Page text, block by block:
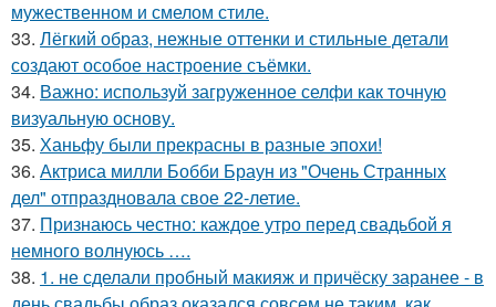
мужественном и смелом стиле.
33. Лёгкий образ, нежные оттенки и стильные детали
создают особое настроение съёмки.
34. Важно: используй загруженное селфи как точную
визуальную основу.
35. Ханьфу были прекрасны в разные эпохи!
36. Актриса милли Бобби Браун из "Очень Странных
дел" отпраздновала свое 22-летие.
37. Признаюсь честно: каждое утро перед свадьбой я
немного волнуюсь ….
38. 1. не сделали пробный макияж и причёску заранее - в